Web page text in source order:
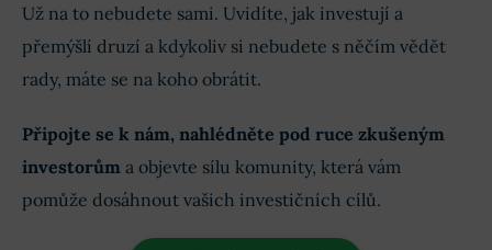
Už na to nebudete sami. Uvidíte, jak investují a
přemýšlí druzí a kdykoliv si nebudete s něčím vědět
rady, máte se na koho obrátit.
Připojte se k nám, nahlédněte pod ruce zkušeným
investorům a objevte sílu komunity, která vám
pomůže dosáhnout vašich investičních cílů.